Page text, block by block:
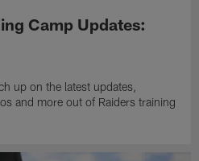
Camp Updates:
up on the latest updates,
and more out of Raiders training